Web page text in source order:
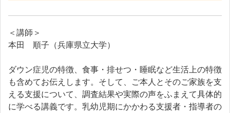
＜講師＞
本田 順子（兵庫県立大学）
ダウン症児の特徴、食事・排せつ・睡眠など生活上の特徴
も含めてお伝えします。そして、ご本人とそのご家族を支
える支援について、調査結果や実際の声をふまえて具体的
に学べる講義です。乳幼児期にかかわる支援者・指導者の